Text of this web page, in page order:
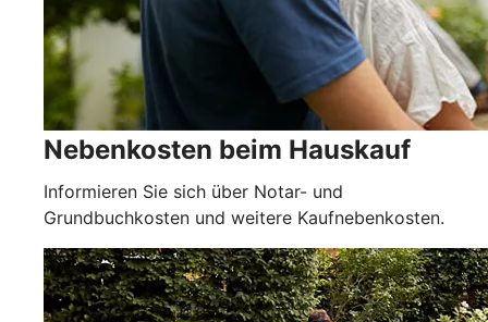
Nebenkosten beim Hauskauf
Informieren Sie sich über Notar- und
Grundbuchkosten und weitere Kaufnebenkosten.